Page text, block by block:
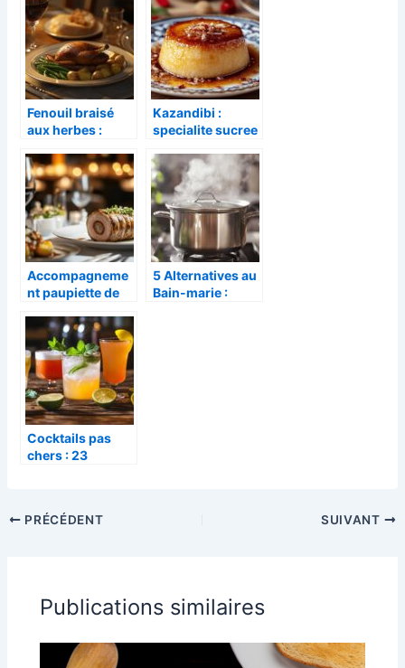
Fenouil braisé
aux herbes :
nt raffiné du
confit de canard
Kazandibi :
specialite sucree
Comment reussir
ce pudding
caramelise a la
maison
Accompagneme
nt paupiette de
meilleures
recettes simples
pour tous les
jours
5 Alternatives au
Bain-marie :
Cocktails pas
chers : 23
toutes les
PRÉCÉDENT SUIVANT
Publications similaires